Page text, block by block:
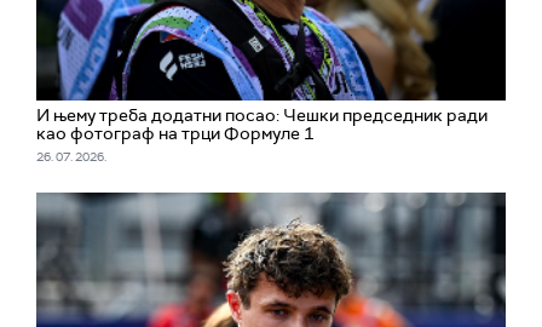
И њему треба додатни посао: Чешки председник ради
као фотограф на трци Формуле 1
26. 07. 2026.